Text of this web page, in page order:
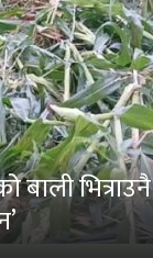
भित्राउनै